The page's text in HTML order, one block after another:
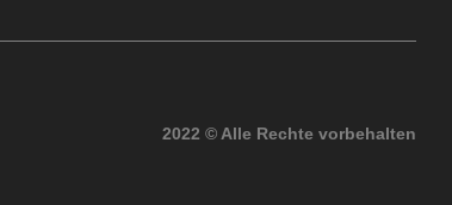
2022 © Alle Rechte vorbehalten